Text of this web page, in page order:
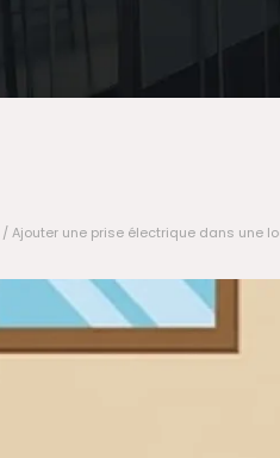
/ Ajouter une prise électrique dans une